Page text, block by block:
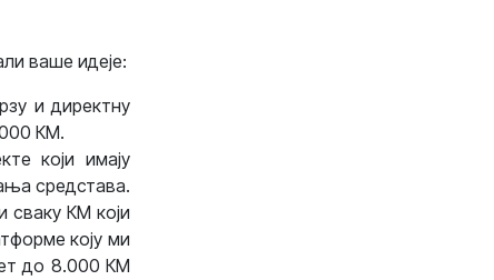
ваше идеје:
и директну
КМ.
који имају
средстава.
сваку КМ који
коју ми
до 8.000 КМ